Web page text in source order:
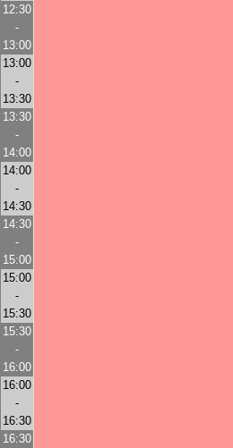
12:30
-
13:00
13:00
-
13:30
13:30
-
14:00
14:00
-
14:30
14:30
-
15:00
15:00
-
15:30
15:30
-
16:00
16:00
-
16:30
16:30